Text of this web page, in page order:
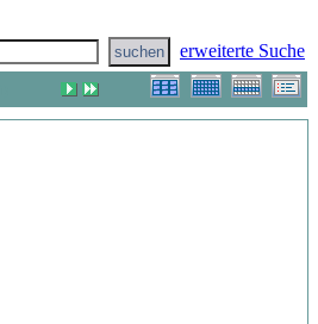
erweiterte Suche